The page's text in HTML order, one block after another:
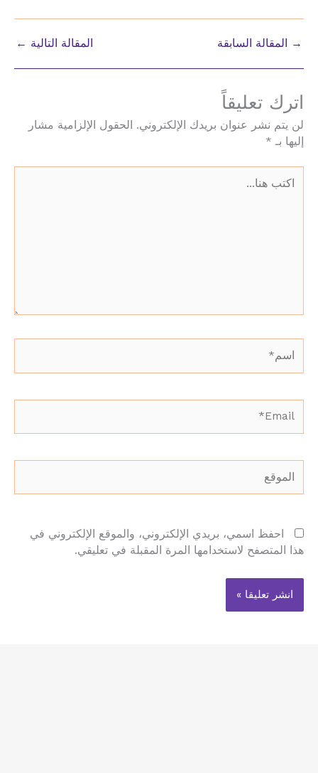
→ المقالة السابقة المقالة التالية ←
اترك تعليقاً
لن يتم نشر عنوان بريدك الإلكتروني.
الحقول الإلزامية مشار
إليها بـ *
هنا...
احفظ اسمي، بريدي الإلكتروني، والموقع الإلكتروني في
هذا المتصفح لاستخدامها المرة المقبلة في تعليقي.